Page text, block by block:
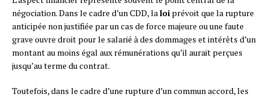
négociation. Dans le cadre d’un CDD, la loi prévoit que la rupture
anticipée non justifiée par un cas de force majeure ou une faute
grave ouvre droit pour le salarié à des dommages et intérêts d’un
montant au moins égal aux rémunérations qu’il aurait perçues
jusqu’au terme du contrat.
Toutefois, dans le cadre d’une rupture d’un commun accord, les